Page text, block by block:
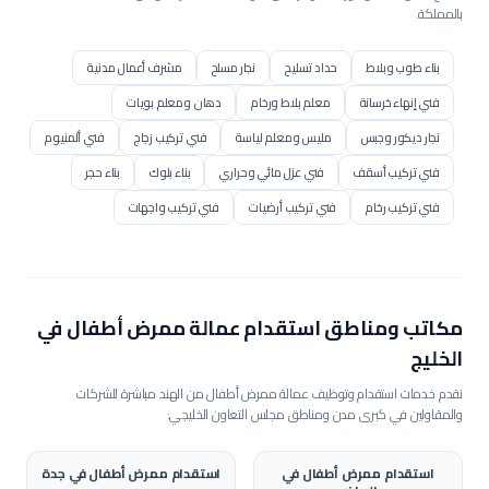
بالمملكة.
بناء طوب وبلاط حداد تسليح نجار مسلح
مشرف أعمال مدنية
فني إنهاء خرسانة
معلم بلاط ورخام
دهان ومعلم بويات
نجار ديكور وجبس
مليس ومعلم لياسة فني تركيب زجاج
فني ألمنيوم
فني تركيب أسقف
فني عزل مائي وحراري بناء بلوك
بناء حجر
فني تركيب رخام
فني تركيب أرضيات
فني تركيب واجهات
مشغل خلاطة مركزية
عامل إنشاء طرق
فني رصف أسفلت
مساعد إنشائي
عامل هدم وإزالة
فني عزل مباني
مساعد مساح مساح أراضي
مراقب تشطيبات
فني تركيب إنترلوك
فني تركيب كلادينج
مكاتب ومناطق استقدام عمالةممرض أطفالفي
الخليج
نقدم خدمات استقدام وتوظيف عمالةممرض أطفالمن الهند مباشرة للشركات
والمقاولين في كبرى مدن ومناطق مجلس التعاون الخليجي:
استقدام ممرض أطفالفي استقدام ممرض أطفالفي جدة